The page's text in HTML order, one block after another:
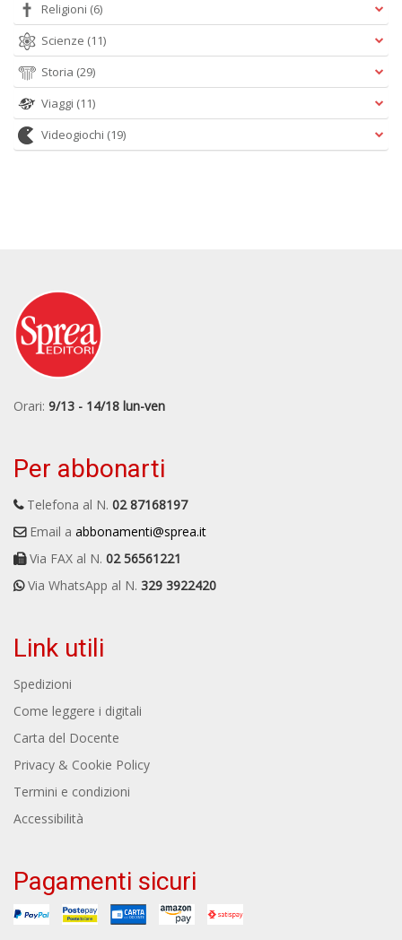
Religioni (6)
Scienze (11)
Storia (29)
Viaggi (11)
Videogiochi (19)
Orari: 9/13 - 14/18 lun-ven
Per abbonarti
Telefona al N. 02 87168197
Email a abbonamenti@sprea.it
Via FAX al N. 02 56561221
Via WhatsApp al N. 329 3922420
Link utili
Spedizioni
Come leggere i digitali
Carta del Docente
Privacy & Cookie Policy
Termini e condizioni
Accessibilità
Pagamenti sicuri